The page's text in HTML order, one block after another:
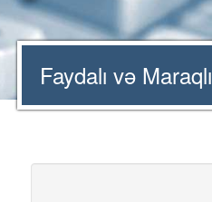
Faydalı və Maraqlı